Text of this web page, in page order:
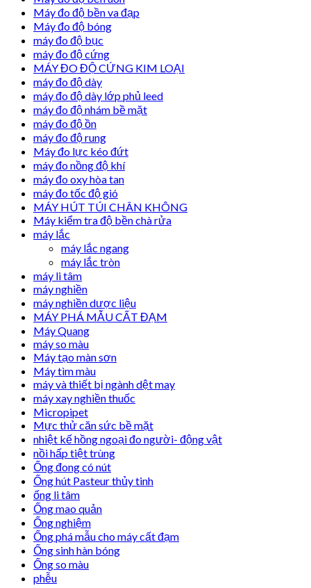
Máy đo độ bền va đạp
Máy đo độ bóng
máy đo độ bục
máy đo độ cứng
MÁY ĐO ĐỘ CỨNG KIM LOẠI
máy đo độ dày
máy đo độ dày lớp phủ leed
máy đo độ nhám bề mặt
máy đo độ ồn
máy đo độ rung
Máy đo lực kéo đứt
máy đo nồng độ khí
máy đo oxy hòa tan
máy đo tốc độ gió
MÁY HÚT TÚI CHÂN KHÔNG
Máy kiểm tra độ bền chà rửa
máy lắc
máy lắc ngang
máy lắc tròn
máy li tâm
máy nghiền
máy nghiền dược liệu
MÁY PHÁ MẪU CẤT ĐẠM
Máy Quang
máy so màu
Máy tạo màn sơn
Máy tìm màu
máy và thiết bị ngành dệt may
máy xay nghiền thuốc
Micropipet
Mực thử căn sức bề mặt
nhiệt kế hồng ngoại đo người- động vật
nồi hấp tiệt trùng
Ống đong có nút
Ống hút Pasteur thủy tinh
ống li tâm
Ống mao quản
Ống nghiệm
Ống phá mẫu cho máy cất đạm
Ống sinh hàn bóng
Ống so màu
phễu